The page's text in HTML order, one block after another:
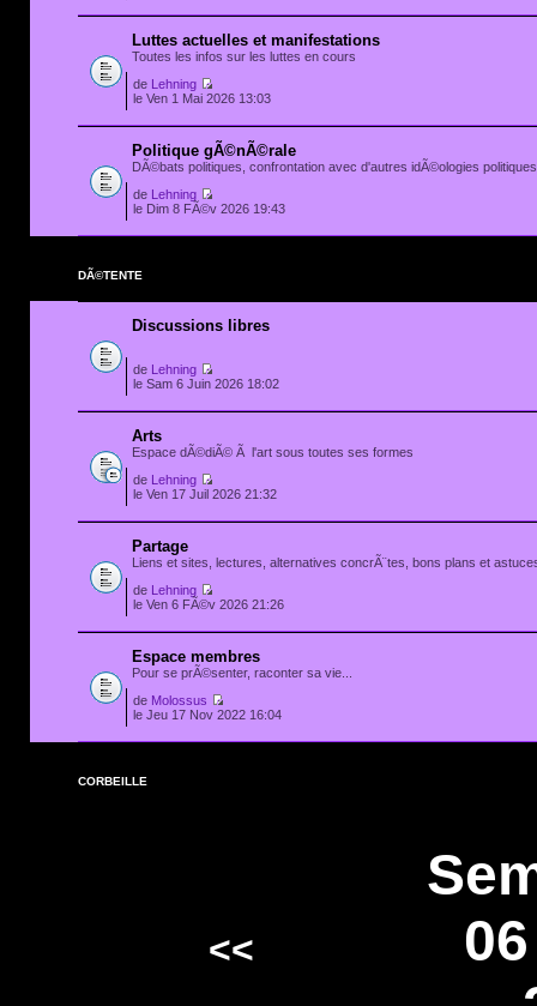
Luttes actuelles et manifestations
Toutes les infos sur les luttes en cours
de
Lehning
le Ven 1 Mai 2026 13:03
Politique gÃ©nÃ©rale
DÃ©bats politiques, confrontation avec d'autres idÃ©ologies
de
Lehning
le Dim 8 FÃ©v 2026 19:43
DÃ©TENTE
Discussions libres
de
Lehning
le Sam 6 Juin 2026 18:02
Arts
Espace dÃ©diÃ© Ã l'art sous toutes ses formes
de
Lehning
le Ven 17 Juil 2026 21:32
Partage
Liens et sites, lectures, alternatives concrÃ¨tes, bons plans et
de
Lehning
le Ven 6 FÃ©v 2026 21:26
Espace membres
Pour se prÃ©senter, raconter sa vie...
de Molossus
le Jeu 17 Nov 2022 16:04
CORBEILLE
<<